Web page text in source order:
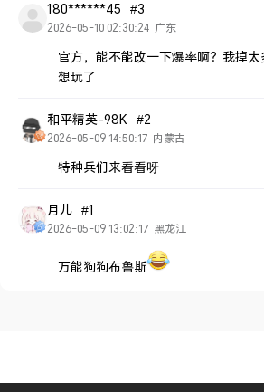
180******45 #3
2026-05-10 02:30:24 广东
官方，能不能改一下爆率啊？我掉
想玩了
和平精英-98K #2
2026-05-09 14:50:17 内蒙古
特种兵们来看看呀
月儿 #1
2026-05-09 13:02:17 黑龙江
万能狗狗布鲁斯